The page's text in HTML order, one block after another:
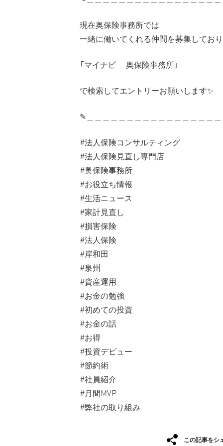
現在奥保険事務所では
一緒に働いてくれる仲間を募集しており
「マイナビ 奥保険事務所」
で検索してエントリーお願いします✨
✎︎＿＿＿＿＿＿＿＿＿＿＿＿＿＿＿＿＿＿
#法人保険コンサルティング
#法人保険見直し専門店
#奥保険事務所
#お役立ち情報
#生活ニュース
#家計見直し
#損害保険
#法人保険
#岸和田
#泉州
#資産運用⁡
#お金の勉強⁡
#初めての投資⁡
#お金の話⁡
#お得⁡
#投資デビュー⁡
#節約術
#社員紹介
#月間MVP
#弊社の取り組み
この記事をシ